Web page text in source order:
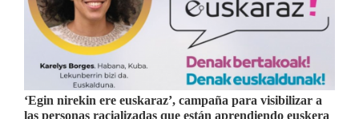
‘Egin nirekin ere euskaraz’, campaña para visibilizar a
las personas racializadas que están aprendiendo euskera